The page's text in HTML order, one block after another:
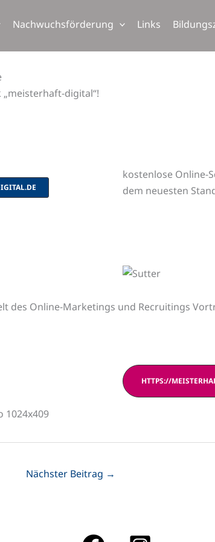
Nachwuchsförderung Links
digital“!
kostenlose Online-
dem neuesten
des Online-Marketings und Recruitings
HTTPS://
Nächster Beitrag →